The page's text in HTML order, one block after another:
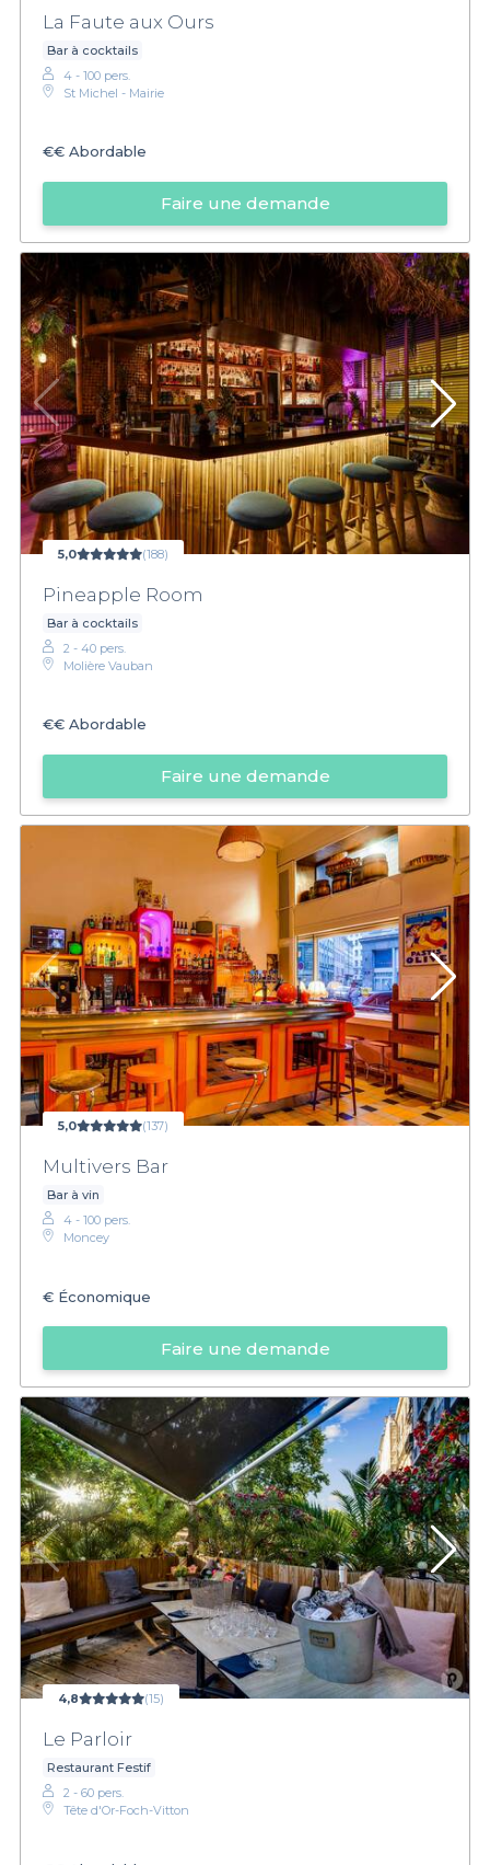
La Faute aux Ours
Bar à cocktails
4 - 100 pers.
St Michel - Mairie
€€ Abordable
Faire une demande
5,0 (188)
Pineapple Room
Bar à cocktails
2 - 40 pers.
Molière Vauban
€€ Abordable
Faire une demande
5,0 (137)
Multivers Bar
Bar à vin
4 - 100 pers.
Moncey
€ Économique
Faire une demande
4,8 (15)
Le Parloir
Restaurant Festif
2 - 60 pers.
Tête d'Or-Foch-Vitton